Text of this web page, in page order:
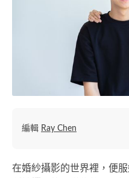
在婚紗攝影的世界裡，便
編輯 Ray Chen